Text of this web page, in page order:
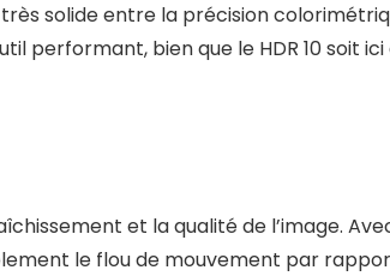
solide entre la précision
performant, bien que le HDR 10 soit
et la qualité de l’image.
le flou de mouvement par